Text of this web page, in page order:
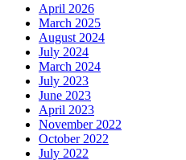
April 2026
March 2025
August 2024
July 2024
March 2024
July 2023
June 2023
April 2023
November 2022
October 2022
July 2022